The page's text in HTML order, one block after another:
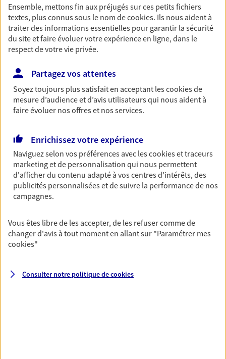
Découvrir les offres Épargne
Retraite
votre vie avec les conseils d'un expert. Découvrez
notre solution PER (Plan Epargne Retraite)
spécialement conçue pour la retraite.
Découvrir l'offre Retraite
Prévoyance
Pour un avenir serein, assurez-vous avec notre
contrat prévoyance. Préservez vos proches en cas
d'accident ou de maladie en optant pour les
garanties incapacité temporaire totale de travail,
invalidité ou de décès.
Découvrir l'offre Prévoyance
votre famille avec la complémentaire santé qui
Ensemble, mettons fin aux préjugés sur ces petits fichiers
textes, plus connus sous le nom decookies. Ils nous aident à
traiter des informations essentielles pour garantir la sécurité
du site et faire évoluer votre expérience en ligne, dans le
respect de votre vie privée.
Partagez vos attentes
Soyez toujours plus satisfait en acceptant lescookiesde
mesure d’audience et d’avis utilisateurs qui nous aident à
faire évoluer nos offres et nos services.
Enrichissez votre expérience
Naviguez selon vos préférences avec lescookies et traceurs
marketing et de personnalisation qui nous permettent
d'afficher du contenu adapté à vos centres d'intérêts, des
publicités personnalisées et de suivre la performance de nos
campagnes.
Vous êtes libre de les accepter, de les refuser comme de
changer d'avis à tout moment en allant sur "Paramétrer mes
cookies"
Consulter notre politique decookies